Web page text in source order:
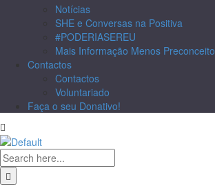
Notícias
SHE e Conversas na Positiva
#PODERIASEREU
Mais Informação Menos Preconceito
Contactos
Contactos
Voluntariado
Faça o seu Donativo!